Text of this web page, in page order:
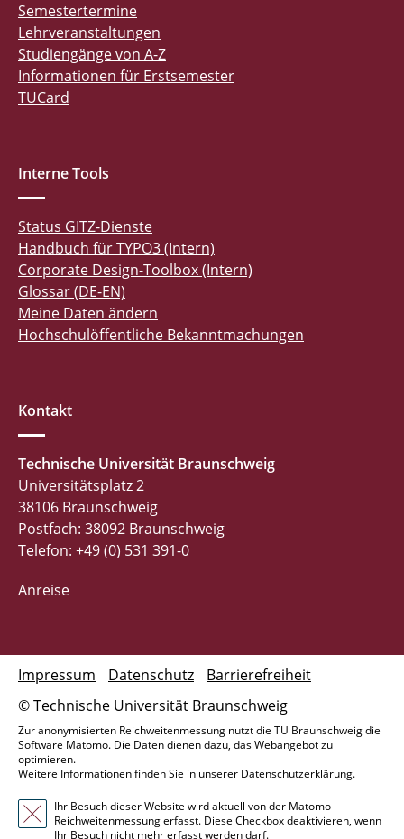
Semestertermine
Lehrveranstaltungen
Studiengänge von A-Z
Informationen für Erstsemester
TUCard
Interne Tools
Status GITZ-Dienste
Handbuch für TYPO3 (Intern)
Corporate Design-Toolbox (Intern)
Glossar (DE-EN)
Meine Daten ändern
Hochschulöffentliche Bekanntmachungen
Kontakt
Technische Universität Braunschweig
Universitätsplatz 2
38106 Braunschweig
Postfach: 38092 Braunschweig
Telefon: +49 (0) 531 391-0
Anreise
© Technische Universität Braunschweig
Impressum Datenschutz Barrierefreiheit
Zur anonymisierten Reichweitenmessung nutzt die TU Braunschweig die
Software Matomo. Die Daten dienen dazu, das Webangebot zu
optimieren.
Weitere Informationen finden Sie in unserer Datenschutzerklärung.
Ihr Besuch dieser Website wird aktuell von der Matomo
Reichweitenmessung erfasst. Diese Checkbox deaktivieren, wenn
Ihr Besuch nicht mehr erfasst werden darf.